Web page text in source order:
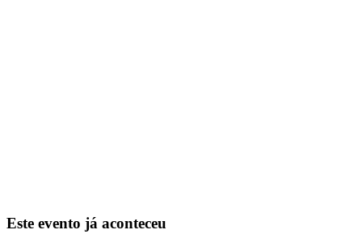
Este evento já aconteceu